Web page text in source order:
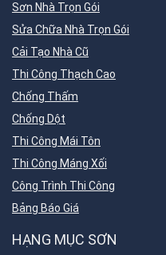
Sơn Nhà Trọn Gói
Sửa Chữa Nhà Trọn Gói
Cải Tạo Nhà Cũ
Thi Công Thạch Cao
Chống Thấm
Chống Dột
Thi Công Mái Tôn
Thi Công Máng Xối
Công Trình Thi Công
Bảng Báo Giá
HẠNG MỤC SƠN